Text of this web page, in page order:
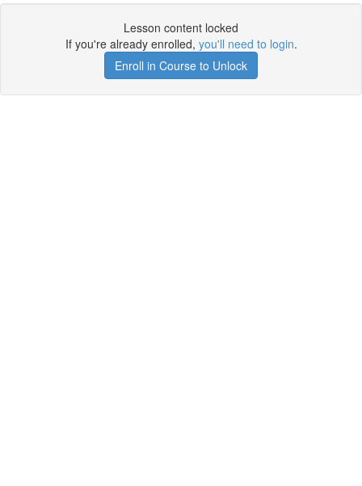
Lesson content locked
If you're already enrolled, you'll need to login.
Enroll in Course to Unlock